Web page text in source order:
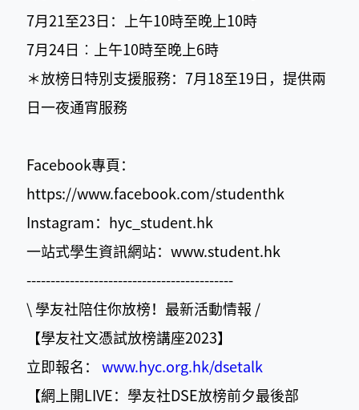
7月21至23日：上午10時至晚上10時
7月24日︰上午10時至晚上6時
＊放榜日特別支援服務：7月18至19日，提供兩
日一夜通宵服務
Facebook專頁：
https://www.facebook.com/studenthk
Instagram：hyc_student.hk
一站式學生資訊網站：www.student.hk
-------------------------------------------
\ 學友社陪住你放榜！最新活動情報 /
【學友社文憑試放榜講座2023】
立即報名：www.hyc.org.hk/dsetalk
【網上開LIVE：學友社DSE放榜前夕最後部